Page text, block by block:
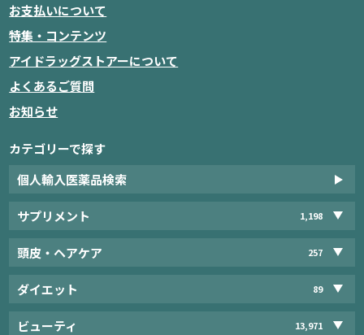
お支払いについて
特集・コンテンツ
アイドラッグストアーについて
よくあるご質問
お知らせ
カテゴリーで探す
個人輸入医薬品検索
サプリメント 1,198
頭皮・ヘアケア 257
ダイエット 89
ビューティ 13,971